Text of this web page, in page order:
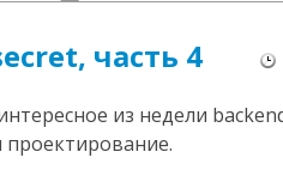
часть 4
из недели
проектирование.